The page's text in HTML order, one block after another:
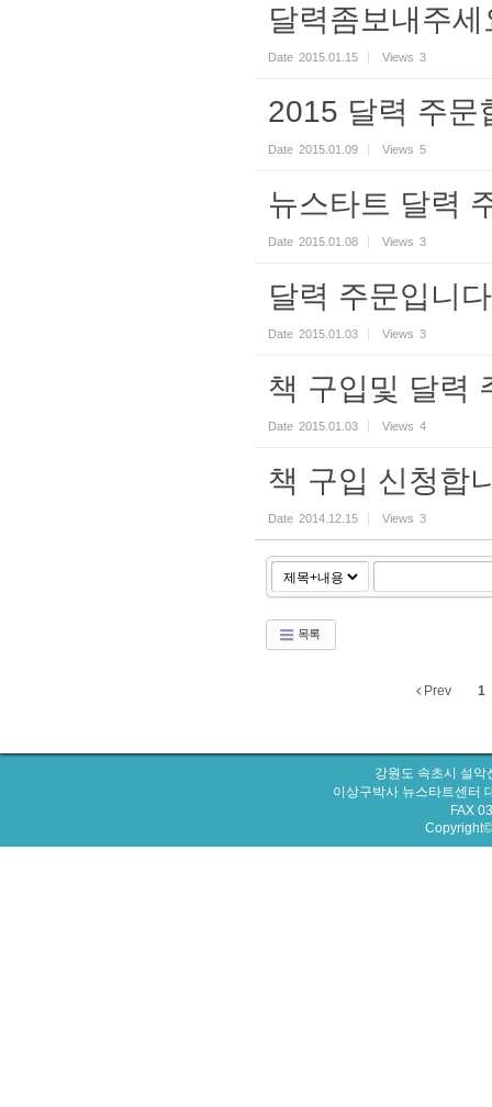
달력좀보내주세
Date 2015.01.15 Views 3
2015 달력 주문
Date 2015.01.09 Views 5
뉴스타트 달력
Date 2015.01.08 Views 3
달력 주문입니
Date 2015.01.03 Views 3
책 구입및 달력
Date 2015.01.03 Views 4
책 구입 신청합
Date 2014.12.15 Views 3
목록
Prev 1
강원도 속초시 설
이상구박사 뉴스타트센터
FAX